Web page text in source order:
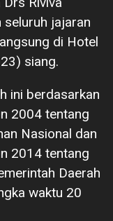
seluruh jajaran
di Hotel
siang.
ini berdasarkan
2004 tentang
Nasional dan
2014 tentang
Daerah
waktu 20